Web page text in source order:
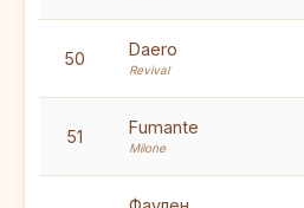
50 Daero
Revival
51 Fumante
Milone